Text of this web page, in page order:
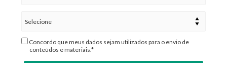
Concordo que meus dados sejam utilizados para o envio de
conteúdos e materiais.*